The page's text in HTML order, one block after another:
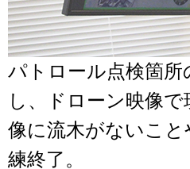
パトロール点検箇所
し、ドローン映像
像に流木がないこ
練終了。